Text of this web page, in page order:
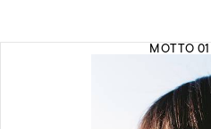
MOTTO 01